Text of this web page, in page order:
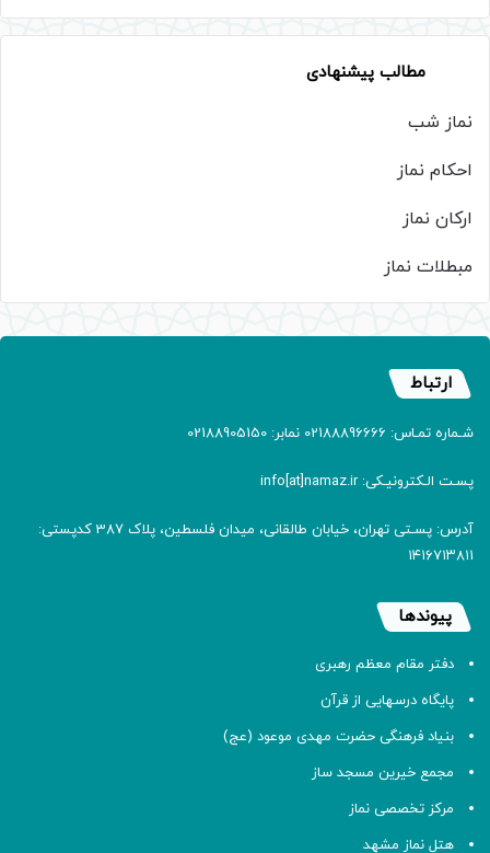
مطالب پیشنهادی
نماز شب
احکام نماز
ارکان نماز
مبطلات نماز
ارتباط
شـماره تمـاس: 02188896666 نمابر: 02188905150
پسـت الـکترونیـکی: info[at]namaz.ir
آدرس: پسـتی تهران، خیابان طالقانی، میدان فلسطین، پلاک 387 کدپستی:
۱۴۱۶۷۱۳۸۱۱
پیوندها
دفتر مقام معظم رهبری
پایگاه درسهایی از قرآن
بنیاد فرهنگی حضرت مهدی موعود (عج)
مجمع خیرین مسجد ساز
مرکز تخصصی نماز
هتل نماز مشهد